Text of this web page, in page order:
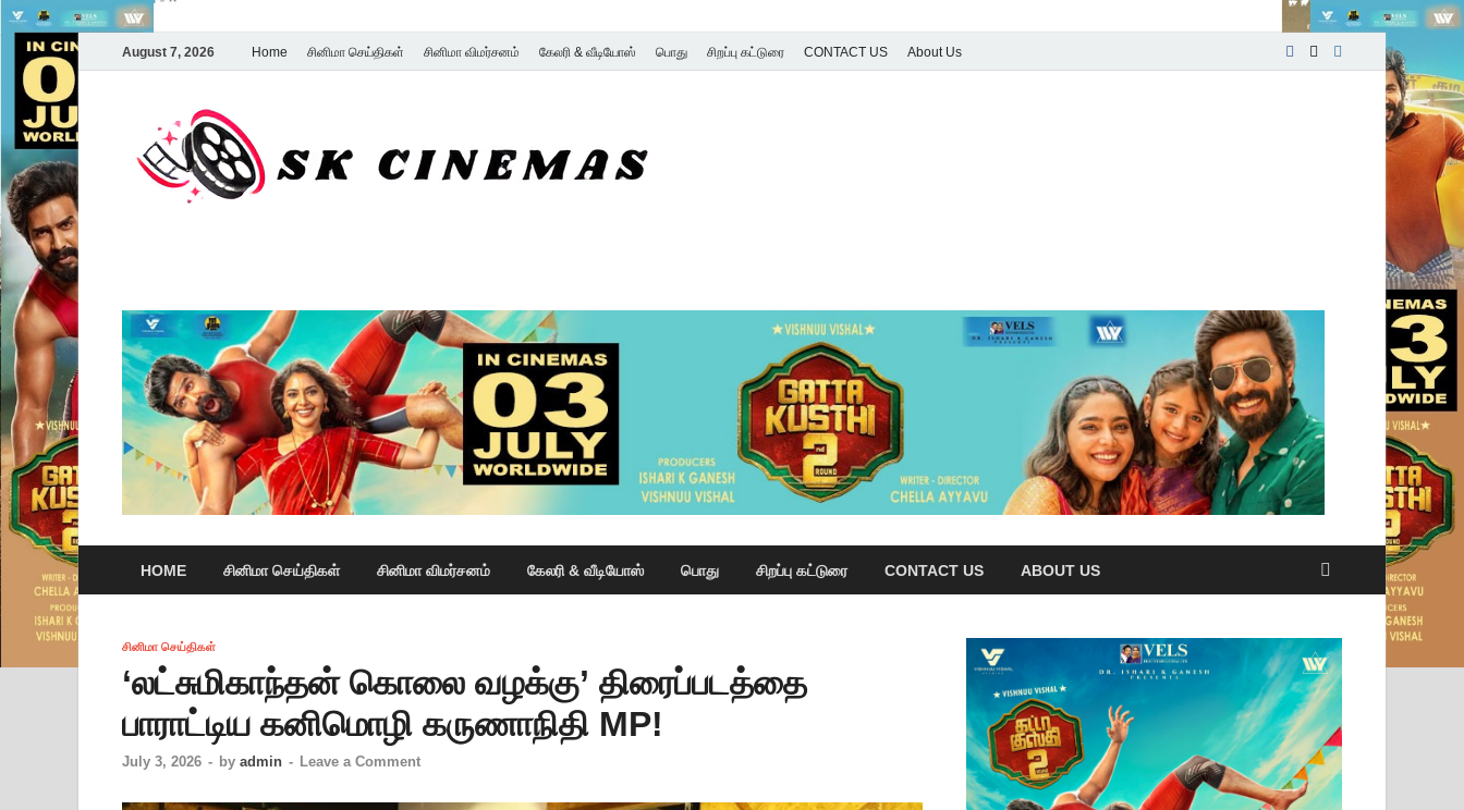
August 7, 2026 Home சினிமா செய்திகள் சினிமா விமர்சனம் கேலரி & வீடியோஸ் பொது சிறப்பு கட்டுரை CONTACT US About Us
HOME சினிமா செய்திகள் சினிமா விமர்சனம் கேலரி & வீடியோஸ் பொது சிறப்பு கட்டுரை CONTACT US ABOUT US
சினிமா செய்திகள்
‘லட்சுமிகாந்தன் கொலை வழக்கு’ திரைப்படத்தை
பாராட்டிய கனிமொழி கருணாநிதி MP!
July 3, 2026 - by admin - Leave a Comment